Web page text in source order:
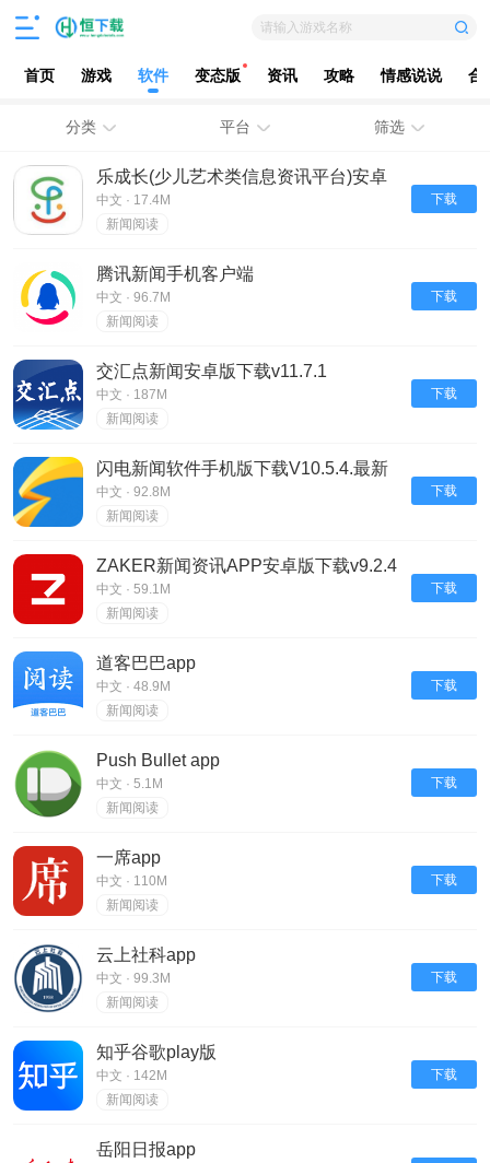
请输入游戏名称
首页 游戏 软件 变态版 资讯 攻略 情感说说 合
分类 平台 筛选
乐成长(少儿艺术类信息资讯平台)安卓
版下载v2.3.3最新版
中文 · 17.4M
新闻阅读
下载
腾讯新闻手机客户端
中文 · 96.7M
新闻阅读
下载
交汇点新闻安卓版下载v11.7.1
中文 · 187M
新闻阅读
下载
闪电新闻软件手机版下载V10.5.4.最新
版
中文 · 92.8M
新闻阅读
下载
ZAKER新闻资讯APP安卓版下载v9.2.4
中文 · 59.1M
新闻阅读
下载
道客巴巴app
中文 · 48.9M
新闻阅读
下载
Push Bullet app
中文 · 5.1M
新闻阅读
下载
一席app
中文 · 110M
新闻阅读
下载
云上社科app
中文 · 99.3M
新闻阅读
下载
知乎谷歌play版
中文 · 142M
新闻阅读
下载
岳阳日报app